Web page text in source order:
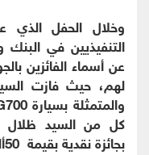
وخلال الحفل الذي
التنفيذيين في البنك
عن أسماء الفائزين
لهم، حيث فازت
كل من السيد ظلال
بجائزة نقدية بقيمة 50ألف دينار أردني لكل منهما.